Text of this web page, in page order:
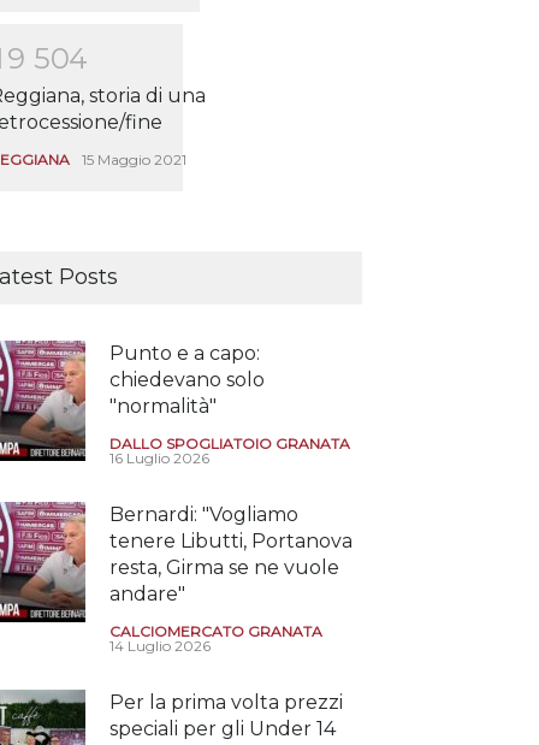
9 504
storia di una
fine
15 Maggio 2021
Posts
Punto e a capo:
chiedevano solo
"normalità"
DALLO SPOGLIATOIO GRANATA
16 Luglio 2026
Bernardi: "Vogliamo
tenere Libutti, Portanova
resta, Girma se ne vuole
andare"
CALCIOMERCATO GRANATA
14 Luglio 2026
Per la prima volta prezzi
speciali per gli Under 14